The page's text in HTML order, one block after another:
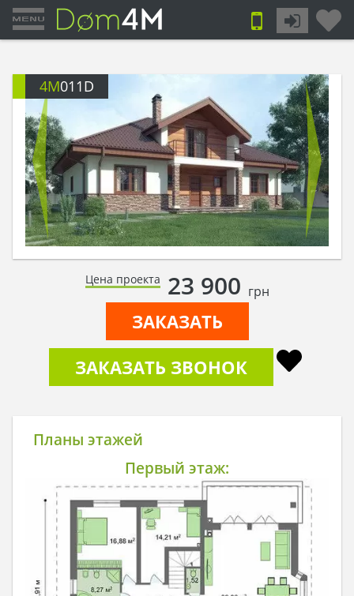
4M011D
Цена проекта 23 900 грн
ЗАКАЗАТЬ
ЗАКАЗАТЬ ЗВОНОК
Планы этажей
Первый этаж: